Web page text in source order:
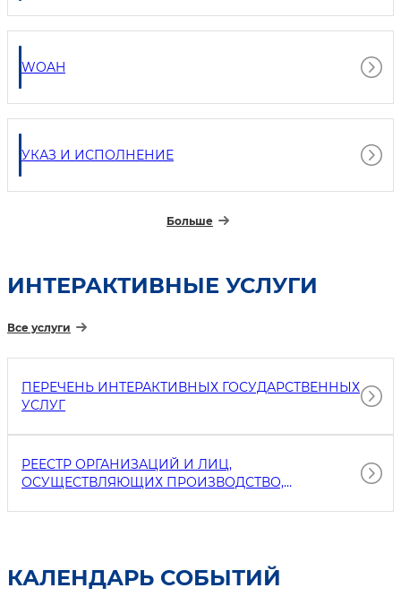
WOAH
УКАЗ И ИСПОЛНЕНИЕ
Больше
ИНТЕРАКТИВНЫЕ УСЛУГИ
Все услуги
ПЕРЕЧЕНЬ ИНТЕРАКТИВНЫХ ГОСУДАРСТВЕННЫХ
УСЛУГ
РЕЕСТР ОРГАНИЗАЦИЙ И ЛИЦ,
ОСУЩЕСТВЛЯЮЩИХ ПРОИЗВОДСТВО,
КАЛЕНДАРЬ СОБЫТИЙ